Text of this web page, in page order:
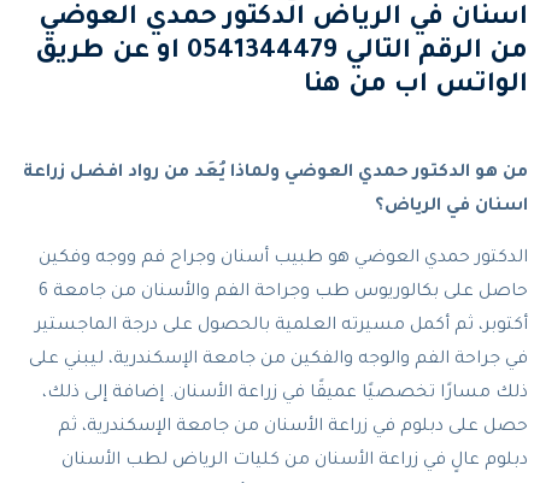
اسنان في الرياض الدكتور حمدي العوضي
من الرقم التالي 0541344479 او عن طريق
الواتس اب من هنا
من هو الدكتور حمدي العوضي ولماذا يُعَد من رواد افضل زراعة
اسنان في الرياض؟
الدكتور حمدي العوضي هو طبيب أسنان وجراح فم ووجه وفكين
حاصل على بكالوريوس طب وجراحة الفم والأسنان من جامعة 6
أكتوبر، ثم أكمل مسيرته العلمية بالحصول على درجة الماجستير
في جراحة الفم والوجه والفكين من جامعة الإسكندرية، ليبني على
ذلك مسارًا تخصصيًا عميقًا في زراعة الأسنان. إضافة إلى ذلك،
حصل على دبلوم في زراعة الأسنان من جامعة الإسكندرية، ثم
دبلوم عالٍ في زراعة الأسنان من كليات الرياض لطب الأسنان